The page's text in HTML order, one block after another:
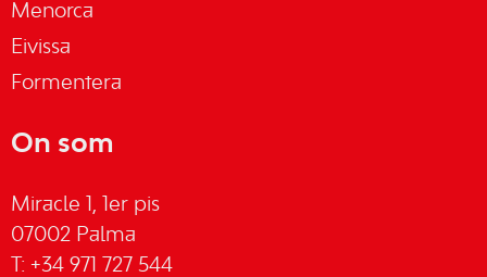
Menorca
Eivissa
Formentera
On som
Miracle 1, 1er pis
07002 Palma
T: +34 971 727 544